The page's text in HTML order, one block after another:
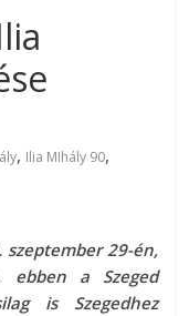
, Ilia MIhály 90,
29-én,
ebben a Szeged
is Szegedhez